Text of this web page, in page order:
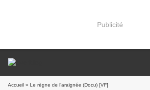
Publicité
Accueil » Le règne de l’araignée (Docu) [VF]